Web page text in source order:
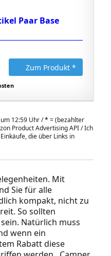
Paar Base
Zum Produkt *
12:59 Uhr /* = (bezahlter
Product Advertising API / Ich
die über Links in
Mit
Sie für alle
kompakt, nicht zu
So sollten
Natürlich muss
wenn ein
Rabatt diese